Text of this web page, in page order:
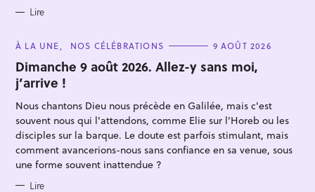
Lire
C
T
E
G
O
R
I
E
S
À LA UNE NOS CÉLÉBRATIONS 9 AOÛT 2026
Dimanche 9 août 2026. Allez-y sans moi,
j’arrive !
Nous chantons Dieu nous précède en Galilée, mais c'est
souvent nous qui l'attendons, comme Elie sur l'Horeb ou les
disciples sur la barque. Le doute est parfois stimulant, mais
comment avancerions-nous sans confiance en sa venue, sous
une forme souvent inattendue ?
Lire
R
c
h
e
c
h
e
r